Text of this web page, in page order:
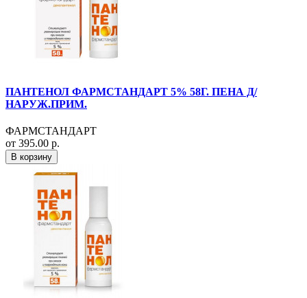
ПАНТЕНОЛ ФАРМСТАНДАРТ 5% 58Г. ПЕНА Д/
НАРУЖ.ПРИМ.
ФАРМСТАНДАРТ
от 395.00 р.
В корзину